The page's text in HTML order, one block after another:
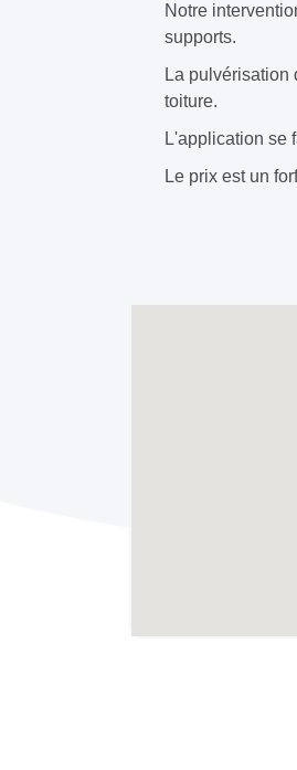
Notre
supports.
La pulvérisation
toiture.
L'application se
Le prix est un